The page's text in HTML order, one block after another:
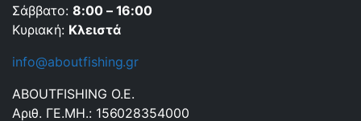
Σάββατο: 8:00 – 16:00
Κυριακή: Κλειστά
info@aboutfishing.gr
ABOUTFISHING Ο.Ε.
Αριθ. ΓΕ.ΜΗ.: 156028354000